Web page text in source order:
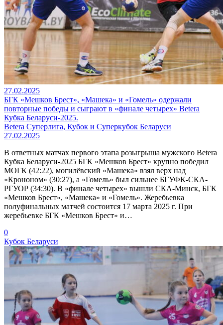
27.02.2025
БГК «Мешков Брест», «Машека» и «Гомель» одержали
повторные победы и сыграют в «финале четырех» Betera
Кубка Беларуси-2025.
Betera Суперлига, Кубок и Суперкубок Беларуси
27.02.2025
В ответных матчах первого этапа розыгрыша мужского Betera
Кубка Беларуси-2025 БГК «Мешков Брест» крупно победил
МОГК (42:22), могилёвский «Машека» взял верх над
«Крононом» (30:27), а «Гомель» был сильнее БГУФК-СКА-
РГУОР (34:30). В «финале четырех» вышли СКА-Минск, БГК
«Мешков Брест», «Машека» и «Гомель». Жеребьевка
полуфинальных матчей состоится 17 марта 2025 г. При
жеребьевке БГК «Мешков Брест» и…
0
Кубок Беларуси